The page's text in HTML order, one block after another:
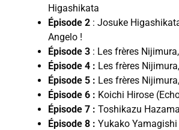
Higashikata
Épisode 2 : Josuke
Angelo !
Épisode 3 : Les frères
Épisode 4 : Les frères
Épisode 5 : Les frères
Épisode 6 : Koichi Hirose
Épisode 7 : Toshikazu
Épisode 8 : Yukako